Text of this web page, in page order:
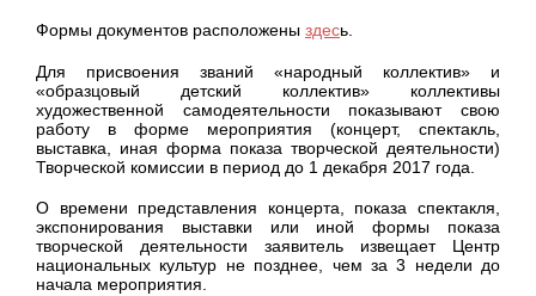
Формы документов расположены здесь.
Для присвоения званий «народный коллектив» и
«образцовый детский коллектив» коллективы
художественной самодеятельности показывают свою
работу в форме мероприятия (концерт, спектакль,
выставка, иная форма показа творческой деятельности)
Творческой комиссии в период до 1 декабря 2017 года.
О времени представления концерта, показа спектакля,
экспонирования выставки или иной формы показа
творческой деятельности заявитель извещает Центр
национальных культур не позднее, чем за 3 недели до
начала мероприятия.